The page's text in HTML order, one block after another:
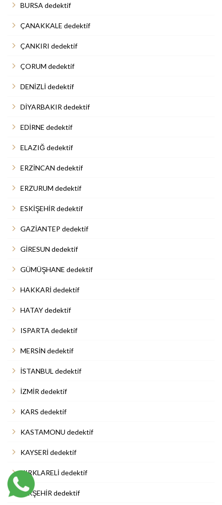
BURSA dedektif
ÇANAKKALE dedektif
ÇANKIRI dedektif
ÇORUM dedektif
DENİZLİ dedektif
DİYARBAKIR dedektif
EDİRNE dedektif
ELAZIĞ dedektif
ERZİNCAN dedektif
ERZURUM dedektif
ESKİŞEHİR dedektif
GAZİANTEP dedektif
GİRESUN dedektif
GÜMÜŞHANE dedektif
HAKKARİ dedektif
HATAY dedektif
ISPARTA dedektif
MERSİN dedektif
İSTANBUL dedektif
İZMİR dedektif
KARS dedektif
KASTAMONU dedektif
KAYSERİ dedektif
KIRKLARELİ dedektif
KIRŞEHİR dedektif